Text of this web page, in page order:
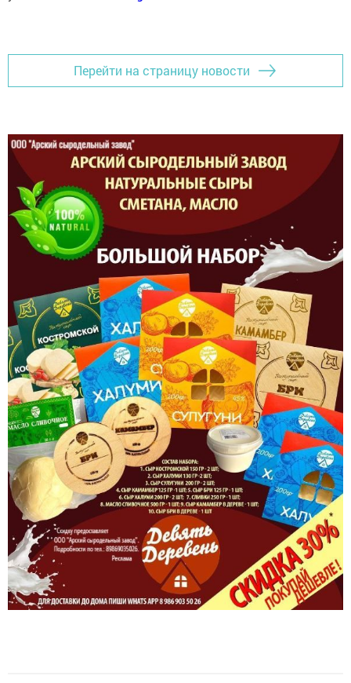
Перейти на страницу новости